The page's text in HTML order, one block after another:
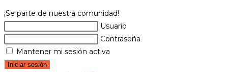
¡Se parte de nuestra comunidad!
Usuario
Contraseña
Mantener mi sesión activa
Iniciar sesión